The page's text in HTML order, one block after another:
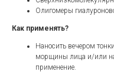
Олигомеры
Как применять?
Наносить вечером
морщины лица и/или
применение.